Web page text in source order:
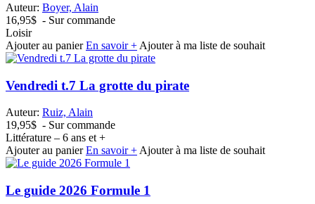
Auteur: Boyer, Alain
16,95$ - Sur commande
Loisir
Ajouter au panier En savoir + Ajouter à ma liste de souhait
Vendredi t.7 La grotte du pirate
Auteur: Ruiz, Alain
19,95$ - Sur commande
Littérature – 6 ans et +
Ajouter au panier En savoir + Ajouter à ma liste de souhait
Le guide 2026 Formule 1